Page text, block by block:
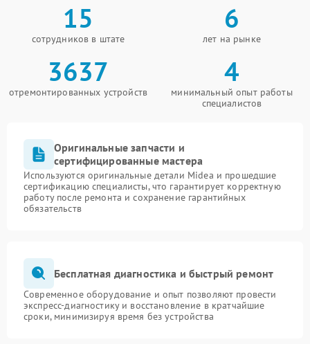
15
сотрудников в штате
6
лет на рынке
3637
отремонтированных устройств
4
минимальный опыт работы
специалистов
Оригинальные запчасти и
сертифицированные мастера
Используются оригинальные детали Midea и прошедшие
сертификацию специалисты, что гарантирует корректную
работу после ремонта и сохранение гарантийных
обязательств
Бесплатная диагностика и быстрый ремонт
Современное оборудование и опыт позволяют провести
экспресс-диагностику и восстановление в кратчайшие
сроки, минимизируя время без устройства